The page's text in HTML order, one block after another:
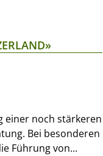
einer noch stärkeren
Bei besonderen
Führung von...